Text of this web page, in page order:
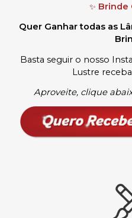
✨ Brinde
Quer Ganhar todas as
Basta seguir o nosso
Lustre
Aproveite, clique